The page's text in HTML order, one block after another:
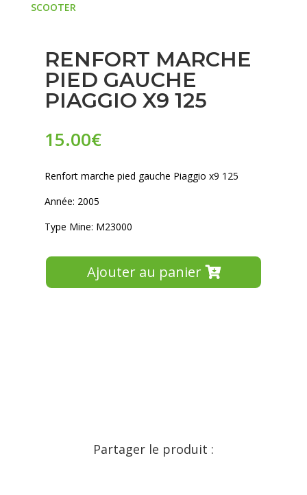
SCOOTER
RENFORT MARCHE
PIED GAUCHE
PIAGGIO X9 125
15.00€
Renfort marche pied gauche Piaggio x9 125
Année: 2005
Type Mine: M23000
Ajouter au panier
Partager le produit :